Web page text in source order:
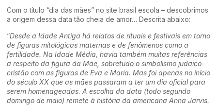
Com o título “dia das mães” no site brasil escola – descobrimos
a origem dessa data tão cheia de amor… Descrita abaixo:
“Desde a Idade Antiga há relatos de rituais e festivais em torno
de figuras mitológicas maternas e de fenômenos como a
fertilidade. Na Idade Média, havia também muitas referências
a respeito da figura da Mãe, sobretudo o simbolismo judaico-
cristão com as figuras de Eva e Maria. Mas foi apenas no início
do século XX que as mães passaram a ter um dia oficial para
serem homenageadas. A escolha da data (todo segundo
domingo de maio) remete à história da americana Anna Jarvis.